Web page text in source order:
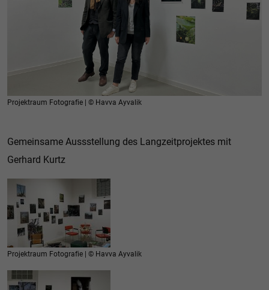
Projektraum Fotografie | © Havva Ayvalik
Gemeinsame Aussstellung des Langzeitprojektes mit
Gerhard Kurtz
Projektraum Fotografie | © Havva Ayvalik